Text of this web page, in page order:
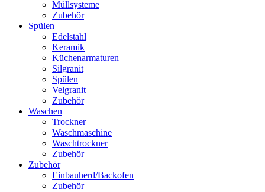
Müllsysteme
Zubehör
Spülen
Edelstahl
Keramik
Küchenarmaturen
Silgranit
Spülen
Velgranit
Zubehör
Waschen
Trockner
Waschmaschine
Waschtrockner
Zubehör
Zubehör
Einbauherd/Backofen
Zubehör